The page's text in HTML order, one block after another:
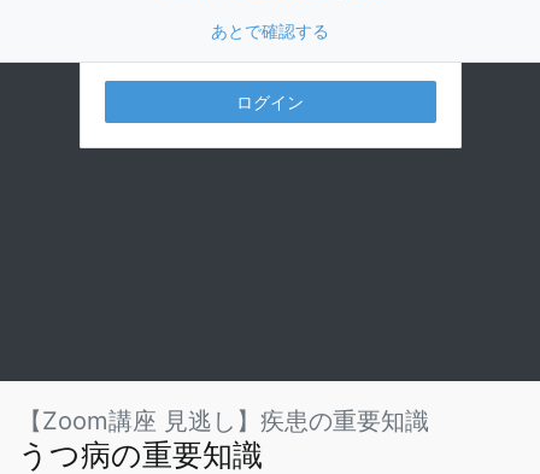
あとで確認する
ログイン
【Zoom講座 見逃し】疾患の重要知識
うつ病の重要知識